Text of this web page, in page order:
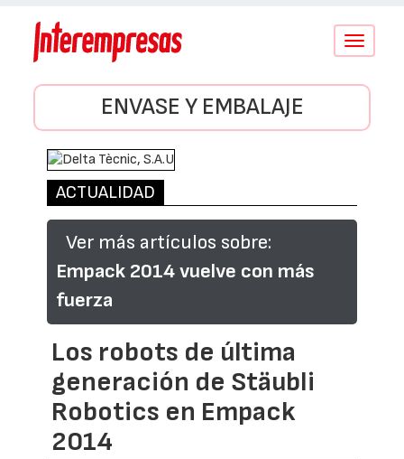
Conmutar
ENVASE Y EMBALAJE
ACTUALIDAD
Ver más artículos sobre:
Empack 2014 vuelve con más
fuerza
Los robots de última
generación de Stäubli
Robotics en Empack
2014